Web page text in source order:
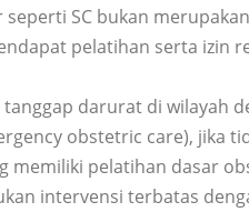
SC bukan
pelatihan serta izin
darurat di wilayah
obstetric care), jika
memiliki pelatihan dasar
intervensi terbatas